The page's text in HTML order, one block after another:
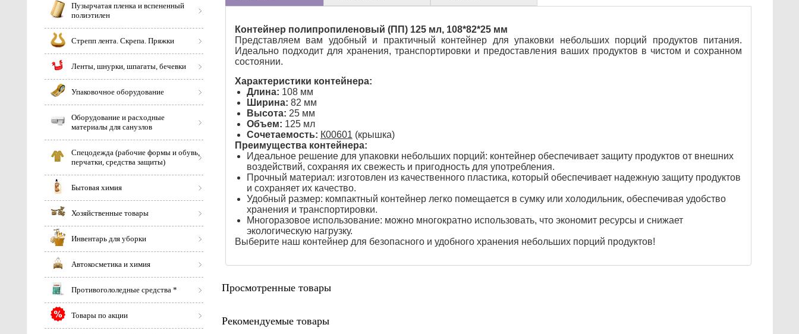
Пузырчатая пленка и вспененный
полиэтилен
Стрепп лента. Скрепа. Пряжки
Ленты, шнурки, шпагаты, бечевки
Упаковочное оборудование
Оборудование и расходные
материалы для санузлов
Спецодежда (рабочие формы и обувь,
перчатки, средства защиты)
Бытовая химия
Хозяйственные товары
Инвентарь для уборки
Автокосметика и химия
Противогололедные средства *
Товары по акции
Контейнер полипропиленовый (ПП) 125 мл, 108*82*25 мм
Представляем вам удобный и практичный контейнер для упаковки небольших порций продуктов питания.
Идеально подходит для хранения, транспортировки и предоставления ваших продуктов в чистом и сохранном
состоянии.
Характеристики контейнера:
Длина: 108 мм
Ширина: 82 мм
Высота: 25 мм
Объем: 125 мл
Сочетаемость: К00601 (крышка)
Преимущества контейнера:
Идеальное решение для упаковки небольших порций: контейнер обеспечивает защиту продуктов от внешних
воздействий, сохраняя их свежесть и пригодность для употребления.
Прочный материал: изготовлен из качественного пластика, который обеспечивает надежную защиту продуктов
и сохраняет их качество.
Удобный размер: компактный контейнер легко помещается в сумку или холодильник, обеспечивая удобство
хранения и транспортировки.
Многоразовое использование: можно многократно использовать, что экономит ресурсы и снижает
экологическую нагрузку.
Выберите наш контейнер для безопасного и удобного хранения небольших порций продуктов!
Просмотренные товары
Рекомендуемые товары